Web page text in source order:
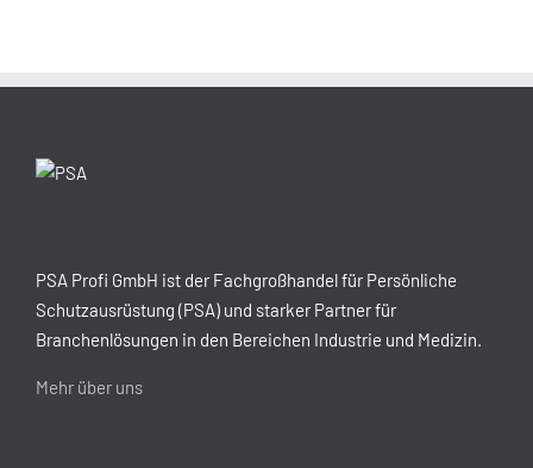
PSA Profi GmbH ist der Fachgroßhandel für Persönliche
Schutzausrüstung (PSA) und starker Partner für
Branchenlösungen in den Bereichen Industrie und Medizin.
Mehr über uns